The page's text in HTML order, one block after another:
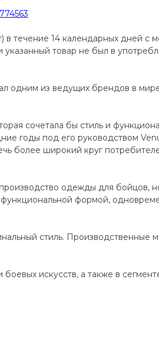
течение 14 календарных дней с
указанный товар не был в
одним из ведущих брендов в
сочетала бы стиль и
годы под его руководством
более широкий круг
одежды для бойцов,
формой,
стиль. Производственные
искусств, а также в